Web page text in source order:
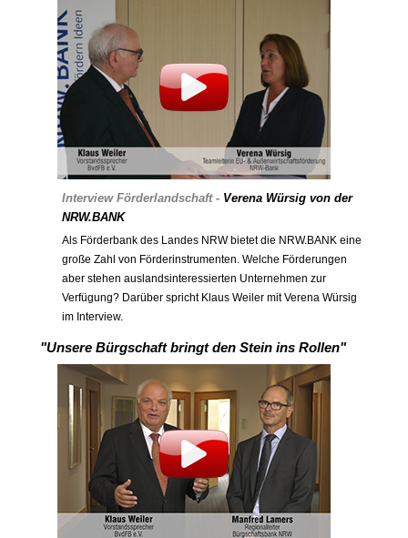
Interview Förderlandschaft - Verena Würsig von der
NRW.BANK
Als Förderbank des Landes NRW bietet die NRW.BANK eine
große Zahl von Förderinstrumenten. Welche Förderungen
aber stehen auslandsinteressierten Unternehmen zur
Verfügung? Darüber spricht Klaus Weiler mit Verena Würsig
im Interview.
"Unsere Bürgschaft bringt den Stein ins Rollen"